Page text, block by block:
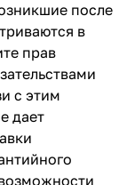
после
в
прав
с этим
дает